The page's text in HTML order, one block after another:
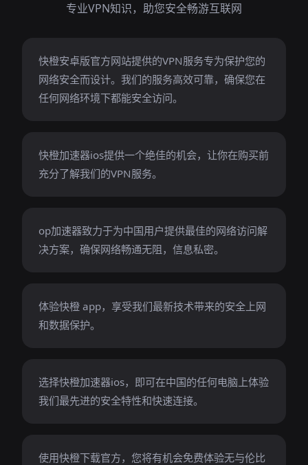
专业VPN知识，助您安全畅游互联网
快橙安卓版官方网站提供的VPN服务专为保护您的
网络安全而设计。我们的服务高效可靠，确保您在
任何网络环境下都能安全访问。
快橙加速器ios提供一个绝佳的机会，让你在购买前
充分了解我们的VPN服务。
op加速器致力于为中国用户提供最佳的网络访问解
决方案，确保网络畅通无阻，信息私密。
体验快橙 app，享受我们最新技术带来的安全上网
和数据保护。
选择快橙加速器ios，即可在中国的任何电脑上体验
我们最先进的安全特性和快速连接。
使用快橙下载官方，您将有机会免费体验无与伦比